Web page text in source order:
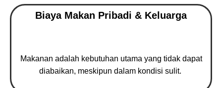
Biaya Makan Pribadi & Keluarga
Makanan adalah kebutuhan utama yang tidak dapat
diabaikan, meskipun dalam kondisi sulit.